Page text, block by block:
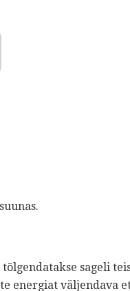
sageli
energiat väljendava